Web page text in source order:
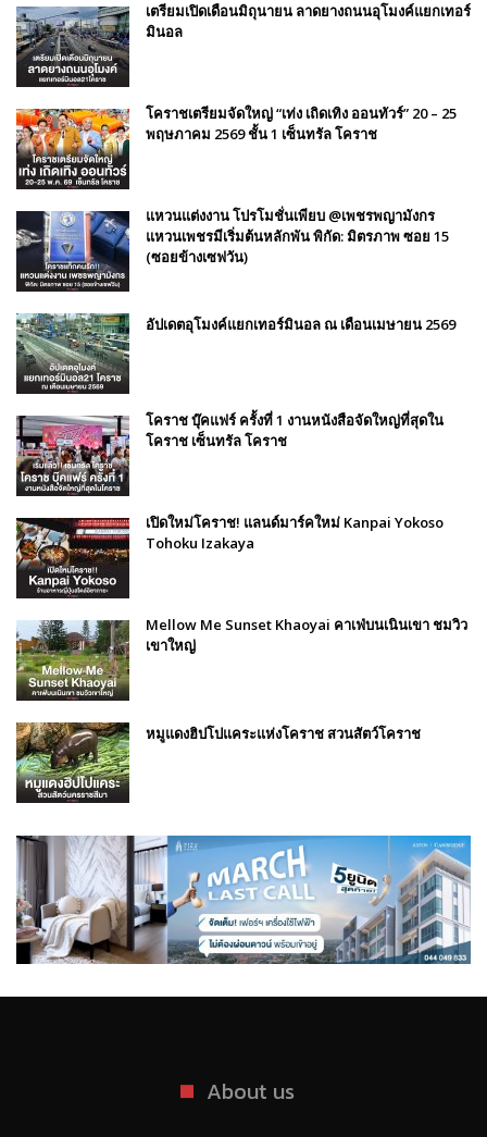
เตรียมเปิดเดือนมิถุนายน ลาดยางถนนอุโมงค์แยกเทอร์
มินอล
โคราชเตรียมจัดใหญ่ “เท่ง เถิดเทิง ออนทัวร์” 20 – 25
พฤษภาคม 2569 ชั้น 1 เซ็นทรัล โคราช
แหวนแต่งงาน โปรโมชั่นเพียบ @เพชรพญามังกร
แหวนเพชรมีเริ่มต้นหลักพัน พิกัด: มิตรภาพ ซอย 15
(ซอยข้างเซฟวัน)
อัปเดตอุโมงค์แยกเทอร์มินอล ณ เดือนเมษายน 2569
โคราช บุ๊คแฟร์​ ครั้งที่​ 1 งานหนังสือจัดใหญ่ที่สุดใน
โคราช เซ็นทรัล โคราช
เปิดใหม่โคราช! แลนด์มาร์คใหม่ Kanpai Yokoso
Tohoku Izakaya
Mellow Me Sunset Khaoyai คาเฟ่บนเนินเขา ชมวิว
เขาใหญ่
หมูแดงฮิปโปแคระแห่งโคราช สวนสัตว์โคราช
About us